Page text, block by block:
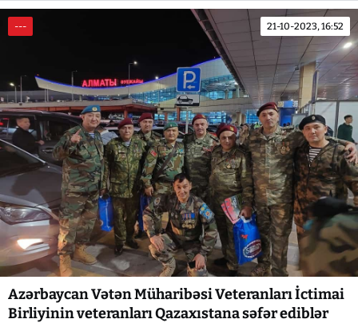
--- 21-10-2023, 16:52
Azərbaycan Vətən Müharibəsi Veteranları İctimai
Birliyinin veteranları Qazaxıstana səfər ediblər